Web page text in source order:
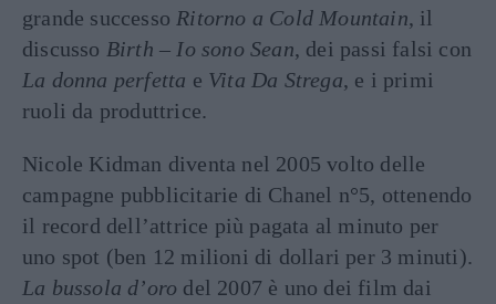
grande successo Ritorno a Cold Mountain, il
discusso Birth – Io sono Sean, dei passi falsi con
La donna perfetta e Vita Da Strega, e i primi
ruoli da produttrice.
Nicole Kidman diventa nel 2005 volto delle
campagne pubblicitarie di Chanel n°5, ottenendo
il record dell’attrice più pagata al minuto per
uno spot (ben 12 milioni di dollari per 3 minuti).
La bussola d’oro del 2007 è uno dei film dai